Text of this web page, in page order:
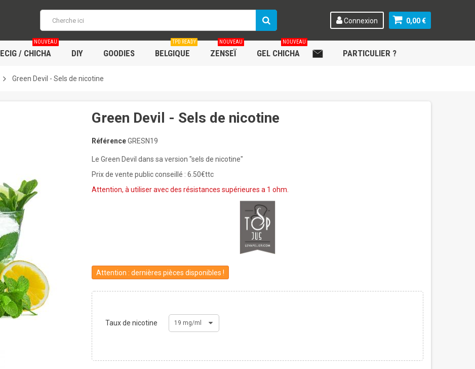
0,00 €
Connexion
ECIG / CHICHA
NOUVEAU
DIY GOODIES BELGIQUE
TPD READY
ZENSEÏ
NOUVEAU
GEL CHICHA
NOUVEAU
. PARTICULIER ?
Green Devil - Sels de nicotine
Green Devil - Sels de nicotine
RéférenceGRESN19
Le Green Devil dans sa version "sels de nicotine"
Prix de vente public conseillé : 6.50€ttc
Attention, à utiliser avec des résistances supérieures a 1 ohm.
Attention : dernières pièces disponibles !
Taux de nicotine 19 mg/ml